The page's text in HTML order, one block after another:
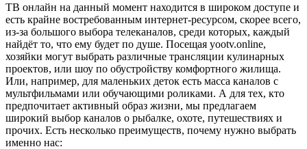
ТВ онлайн на данный момент находится в широком доступе и
есть крайне востребованным интернет-ресурсом, скорее всего,
из-за большого выбора телеканалов, среди которых, каждый
найдёт то, что ему будет по душе. Посещая yootv.online,
хозяйки могут выбрать различные трансляции кулинарных
проектов, или шоу по обустройству комфортного жилища.
Или, например, для маленьких деток есть масса каналов с
мультфильмами или обучающими роликами. А для тех, кто
предпочитает активный образ жизни, мы предлагаем
широкий выбор каналов о рыбалке, охоте, путешествиях и
прочих. Есть несколько преимуществ, почему нужно выбрать
именно нас: